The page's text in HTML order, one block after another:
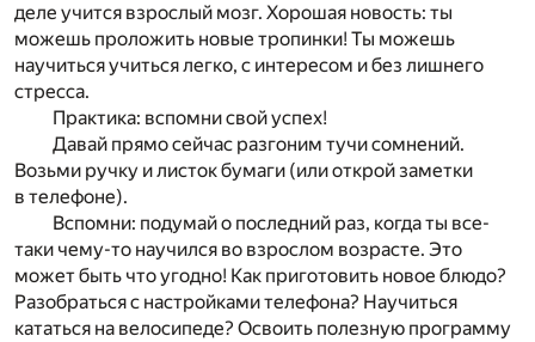
деле учится взрослый мозг. Хорошая новость: ты
можешь проложить новые тропинки! Ты можешь
научиться учиться легко, с интересом и без лишнего
стресса.
Практика: вспомни свой успех!
Давай прямо сейчас разгоним тучи сомнений.
Возьми ручку и листок бумаги (или открой заметки
в телефоне).
Вспомни: подумай о последний раз, когда ты все-
таки чему-то научился во взрослом возрасте. Это
может быть что угодно! Как приготовить новое блюдо?
Разобраться с настройками телефона? Научиться
кататься на велосипеде? Освоить полезную программу